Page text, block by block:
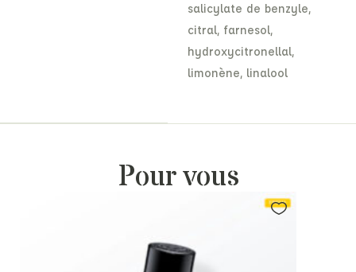
salicylate de benzyle,
citral, farnesol,
hydroxycitronellal,
limonène, linalool
Pour vous